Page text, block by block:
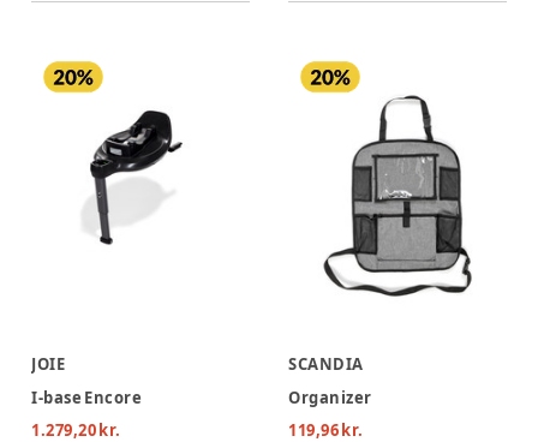
JOIE
I-base Encore
1.279,20 kr.
SCANDIA
Organizer
119,96 kr.